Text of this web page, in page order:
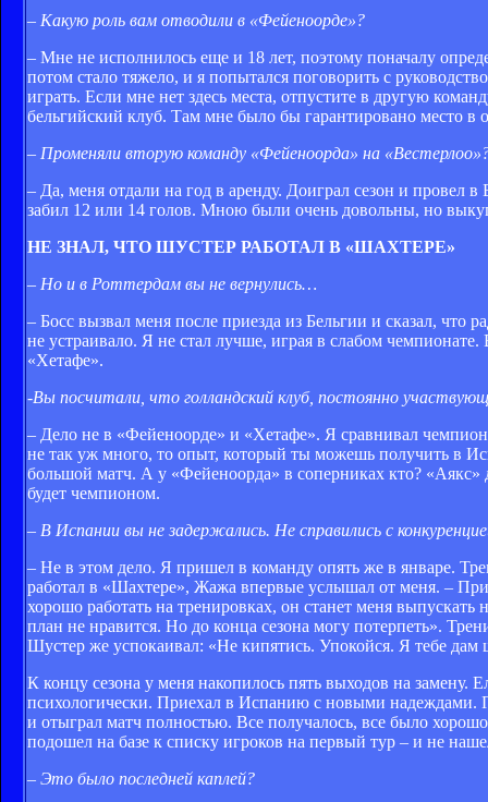
– Какую роль вам отводили в «Фейеноорде»?
– Мне не исполнилось еще и 18 лет, поэтому поначалу
потом стало тяжело, и я попытался поговорить с
играть. Если мне нет здесь места, отпустите в другую
бельгийский клуб. Там мне было бы гарантировано место в
– Променяли вторую команду «Фейеноорда» на
– Да, меня отдали на год в аренду. Доиграл сезон и
забил 12 или 14 голов. Мною были очень довольны, но
НЕ ЗНАЛ, ЧТО ШУСТЕР РАБОТАЛ В «ШАХТЕРЕ»
– Но и в Роттердам вы не вернулись…
– Босс вызвал меня после приезда из Бельгии и сказал, что
не устраивало. Я не стал лучше, играя в слабом
«Хетафе».
-Вы посчитали, что голландский клуб, постоянно
– Дело не в «Фейеноорде» и «Хетафе». Я сравнивал
не так уж много, то опыт, который ты можешь получить в
большой матч. А у «Фейеноорда» в соперниках кто?
будет чемпионом.
– В Испании вы не задержались. Не справились с
– Не в этом дело. Я пришел в команду опять же в январе.
работал в «Шахтере», Жажа впервые услышал от меня. –
хорошо работать на тренировках, он станет меня
план не нравится. Но до конца сезона могу потерпеть».
Шустер же успокаивал: «Не кипятись. Упокойся. Я тебе дам
К концу сезона у меня накопилось пять выходов на замену.
психологически. Приехал в Испанию с новыми надеждами.
и отыграл матч полностью. Все получалось, все было
подошел на базе к списку игроков на первый тур – и не
– Это было последней каплей?